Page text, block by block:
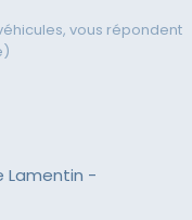
vous répondent
Lamentin -